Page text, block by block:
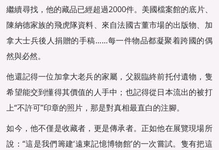
繼續尋找，他的藏品已經超過2000件。美國檔案館的底片、
陳納德家族的飛虎隊資料、來自法國古董市場的出版物、加
拿大士兵後人捐贈的手稿……每一件物品都凝聚着跨國的偶
然與必然。
他還記得一位加拿大老兵的家屬，父親臨終前托付遺物，隻
希望能交到懂得其價值的人手中；也記得從日本流出的被打
上“不許可”印章的照片，那是對真相最直白的注腳。
如今，他不僅是收藏者，更是傳承者。正如他在展覽現場所
說：“這是我們籌建‘遠東記憶博物館’的一次嘗試。隻有把這